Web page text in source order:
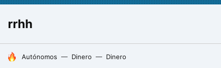
rrhh
HOY SE HABLA DE
Autónomos Dinero Dinero